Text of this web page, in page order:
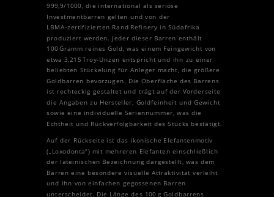
999,9/1000, die international als seriöse
Investmentbarren gelten und von der
LBMA‑zertifizierten Rand Refinery in Südafrika
produziert werden. Jeder dieser Barren enthält
100 Gramm reines Gold, was einem Feingewicht von
etwa 3,215 Troy‑Unzen entspricht und ihn zu einer
beliebten Stückelung für Anleger macht, die größere
Goldbarren bevorzugen. Die Oberfläche des Barrens
ist rechteckig gestaltet und trägt auf der Vorderseite
die Angaben zu Hersteller, Goldfeinheit und Gewicht
sowie eine individuelle Seriennummer, was die
Echtheit und Rückverfolgbarkeit des Stücks bestätigt.
Auf der Rückseite ist das ikonische Elefantenmotiv
(„Loxodonta“) mit mehreren Elefanten einschließlich
der lateinischen Bezeichnung dargestellt, was dem
Barren eine besondere visuelle Attraktivität verleiht
und ihn von einfachen gegossenen Barren
unterscheidet. Die Länge des 100 g Goldbarrens